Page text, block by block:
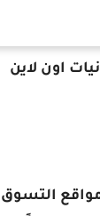
اون لاين
التسوق